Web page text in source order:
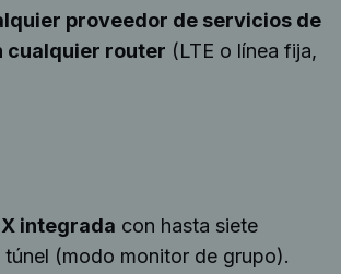
proveedor de servicios de
cualquier router (LTE o línea fija,
integrada con hasta siete
túnel (modo monitor de grupo).